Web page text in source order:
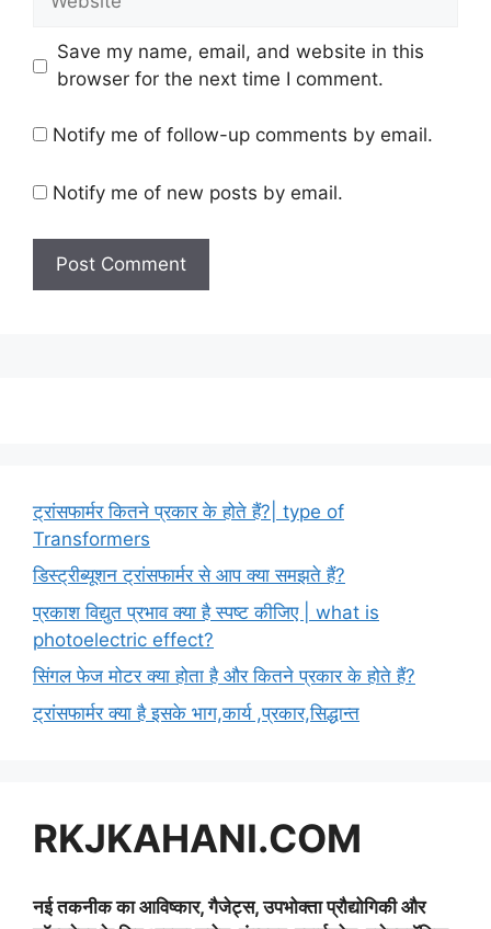
Save my name, email, and website in this
browser for the next time I comment.
Notify me of follow-up comments by email.
Notify me of new posts by email.
ट्रांसफार्मर कितने प्रकार के होते हैं?| type of
Transformers
डिस्ट्रीब्यूशन ट्रांसफार्मर से आप क्या समझते हैं?
प्रकाश विद्युत प्रभाव क्या है स्पष्ट कीजिए | what is
photoelectric effect?
सिंगल फेज मोटर क्या होता है और कितने प्रकार के होते हैं?
ट्रांसफार्मर क्या है इसके भाग,कार्य ,प्रकार,सिद्धान्त
RKJKAHANI.COM
नई तकनीक का आविष्कार, गैजेट्स, उपभोक्ता प्रौद्योगिकी और